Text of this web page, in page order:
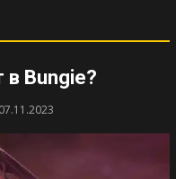
в Bungie?
07.11.2023